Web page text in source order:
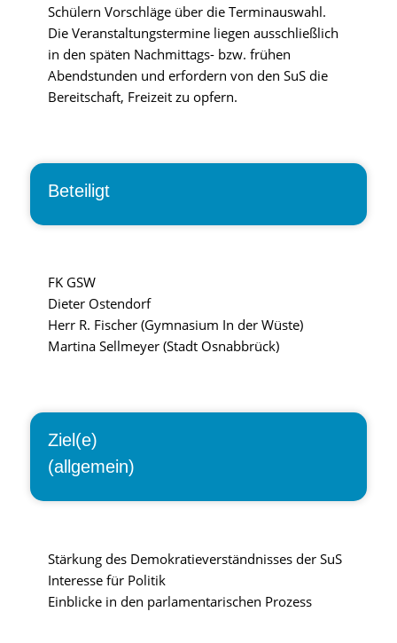
Schülern Vorschläge über die Terminauswahl.
Die Veranstaltungstermine liegen ausschließlich
in den späten Nachmittags- bzw. frühen
Abendstunden und erfordern von den SuS die
Bereitschaft, Freizeit zu opfern.
Beteiligt
FK GSW
Dieter Ostendorf
Herr R. Fischer (Gymnasium In der Wüste)
Martina Sellmeyer (Stadt Osnabbrück)
Ziel(e)
(allgemein)
Stärkung des Demokratieverständnisses der SuS
Interesse für Politik
Einblicke in den parlamentarischen Prozess